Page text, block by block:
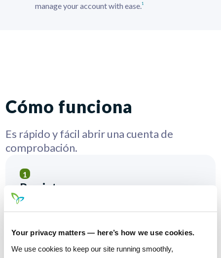
Your privacy matters — here’s how we use cookies.
We use cookies to keep our site running smoothly,
manage your account with ease.1
Cómo funciona
Es rápido y fácil abrir una cuenta de
comprobación.
Registro
Rellene un formulario de registro rápido en línea para